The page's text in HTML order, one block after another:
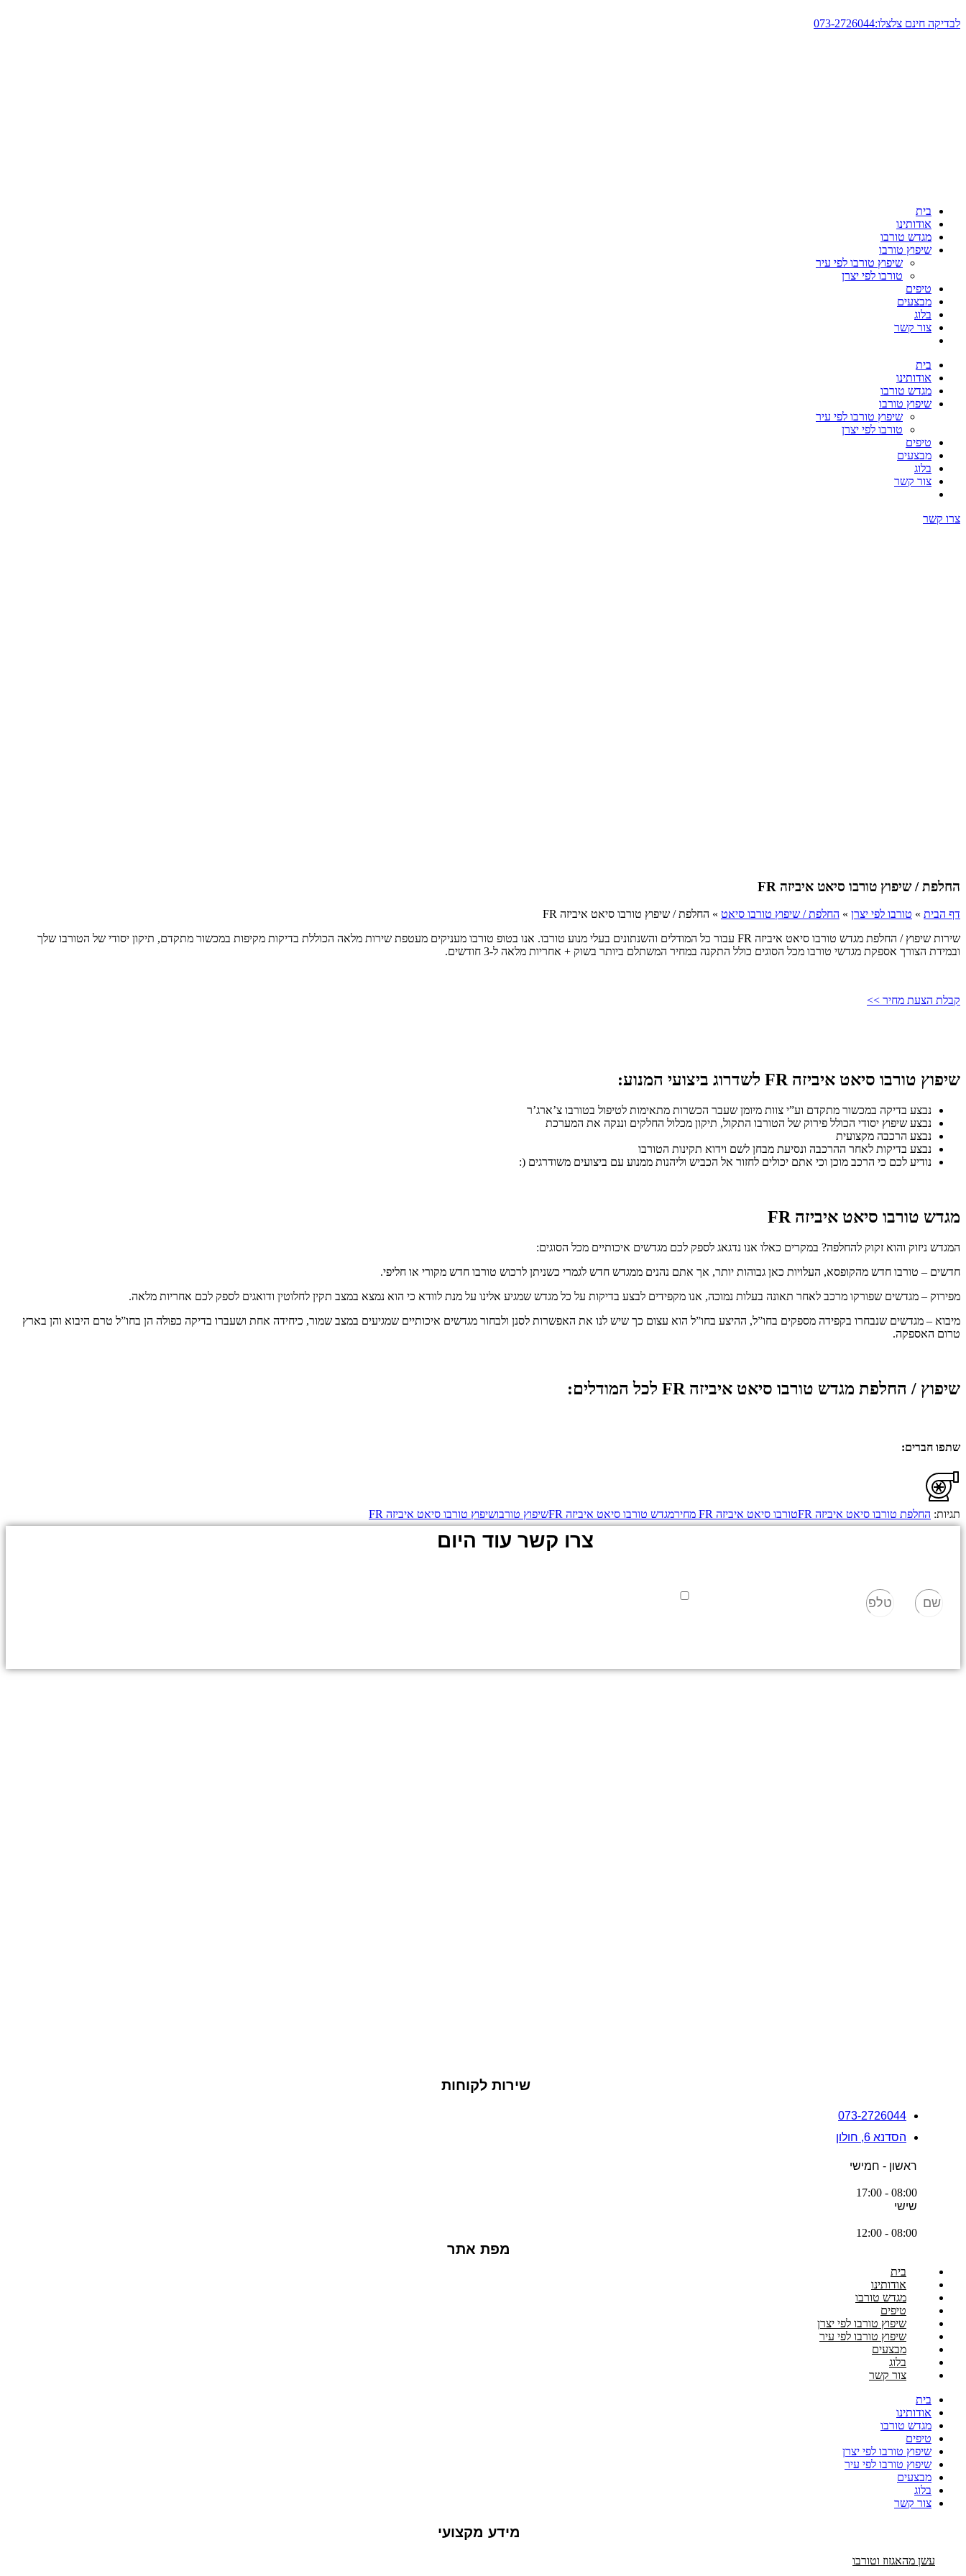
לתוכן
לבדיקה חינם צלצלו:073-2726044
בית
אודותינו
מגדש טורבו
שיפוץ טורבו
שיפוץ טורבו לפי עיר
טורבו לפי יצרן
טיפים
מבצעים
בלוג
צור קשר
בית
אודותינו
מגדש טורבו
שיפוץ טורבו
שיפוץ טורבו לפי עיר
טורבו לפי יצרן
טיפים
מבצעים
בלוג
צור קשר
צרו קשר
החלפת / שיפוץ טורבו סיאט איביזה FR
דף הבית » טורבו לפי יצרן » החלפת / שיפוץ טורבו סיאט » החלפת / שיפוץ טורבו סיאט איביזה FR
שירות שיפוץ / החלפת מגדש טורבו סיאט איביזה FR עבור כל המודלים והשנתונים בעלי מנוע טורבו. אנו בטופ טורבו מעניקים מעטפת שירות מלאה הכוללת בדיקות מקיפות במכשור מתקדם, תיקון יסודי של הטורבו שלך
ובמידת הצורך אספקת מגדשי טורבו מכל הסוגים כולל התקנה במחיר המשתלם ביותר בשוק + אחריות מלאה ל-3 חודשים.
קבלת הצעת מחיר >>
שיפוץ טורבו סיאט איביזה FR לשדרוג ביצועי המנוע:
נבצע בדיקה במכשור מתקדם וע”י צוות מיומן שעבר הכשרות מתאימות לטיפול בטורבו צ’ארג’ר
נבצע שיפוץ יסודי הכולל פירוק של הטורבו התקול, תיקון מכלול החלקים וננקה את המערכת
נבצע הרכבה מקצועית
נבצע בדיקות לאחר ההרכבה ונסיעת מבחן לשם וידוא תקינות הטורבו
נודיע לכם כי הרכב מוכן וכי אתם יכולים לחזור אל הכביש וליהנות ממנוע עם ביצועים משודרגים (:
מגדש טורבו סיאט איביזה FR
המגדש ניזוק והוא זקוק להחלפה? במקרים כאלו אנו נדגאג לספק לכם מגדשים איכותיים מכל הסוגים:
חדשים – טורבו חדש מהקופסא, העלויות כאן גבוהות יותר, אך אתם נהנים ממגדש חדש לגמרי כשניתן לרכוש טורבו חדש מקורי או חליפי.
מפירוק – מגדשים שפורקו מרכב לאחר תאונה בעלות נמוכה, אנו מקפידים לבצע בדיקות על כל מגדש שמגיע אלינו על מנת לוודא כי הוא נמצא במצב תקין לחלוטין ודואגים לספק לכם אחריות מלאה.
מיבוא – מגדשים שנבחרו בקפידה מספקים בחו”ל, ההיצע בחו”ל הוא עצום כך שיש לנו את האפשרות לסנן ולבחור מגדשים איכותיים שמגיעים במצב שמור, כיחידה אחת ושעברו בדיקה כפולה הן בחו”ל טרם היבוא והן בארץ
טרום האספקה.
שיפוץ / החלפת מגדש טורבו סיאט איביזה FR לכל המודלים:
שתפו חברים:
תגיות: החלפת טורבו סיאט איביזה FR טורבו סיאט איביזה FR מחיר מגדש טורבו סיאט איביזה FR שיפוץ טורבושיפוץ טורבו סיאט איביזה FR
צרו קשר עוד היום
שירות לקוחות
073-2726044
הסדנא 6, חולון
ראשון - חמישי
08:00 - 17:00
שישי
08:00 - 12:00
מפת אתר
בית
אודותינו
מגדש טורבו
טיפים
שיפוץ טורבו לפי יצרן
שיפוץ טורבו לפי עיר
מבצעים
בלוג
צור קשר
בית
אודותינו
מגדש טורבו
טיפים
שיפוץ טורבו לפי יצרן
שיפוץ טורבו לפי עיר
מבצעים
בלוג
צור קשר
מידע מקצועי
עשן מהאגזוז וטורבו